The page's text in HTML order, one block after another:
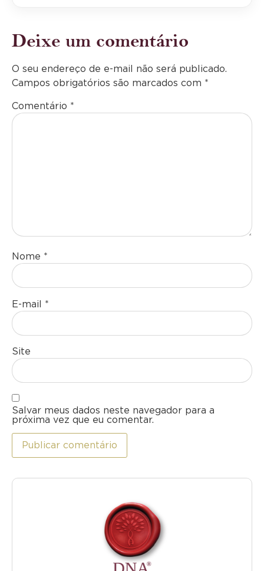
Deixe um comentário
O seu endereço de e-mail não será publicado.
Campos obrigatórios são marcados com *
Comentário *
Nome *
E-mail *
Site
Salvar meus dados neste navegador para a
próxima vez que eu comentar.